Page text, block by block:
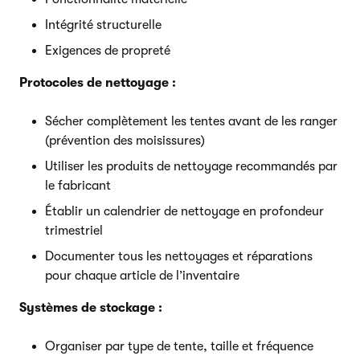
Intégrité structurelle
Exigences de propreté
Protocoles de nettoyage :
Sécher complètement les tentes avant de les ranger
(prévention des moisissures)
Utiliser les produits de nettoyage recommandés par
le fabricant
Établir un calendrier de nettoyage en profondeur
trimestriel
Documenter tous les nettoyages et réparations
pour chaque article de l’inventaire
Systèmes de stockage :
Organiser par type de tente, taille et fréquence